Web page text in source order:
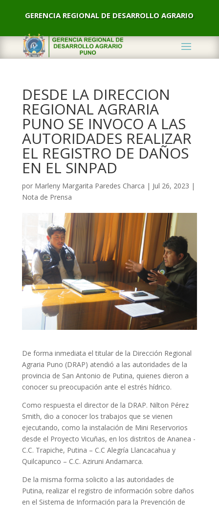
GERENCIA REGIONAL DE DESARROLLO AGRARIO
DESDE LA DIRECCION
REGIONAL AGRARIA
PUNO SE INVOCO A LAS
AUTORIDADES REALIZAR
EL REGISTRO DE DAÑOS
EN EL SINPAD
por Marleny Margarita Paredes Charca | Jul 26, 2023 |
Nota de Prensa
De forma inmediata el titular de la Dirección Regional
Agraria Puno (DRAP) atendió a las autoridades de la
provincia de San Antonio de Putina, quienes dieron a
conocer su preocupación ante el estrés hídrico.
Como respuesta el director de la DRAP. Nilton Pérez
Smith, dio a conocer los trabajos que se vienen
ejecutando, como la instalación de Mini Reservorios
desde el Proyecto Vicuñas, en los distritos de Ananea -
C.C. Trapiche, Putina – C.C Alegría Llancacahua y
Quilcapunco – C.C. Aziruni Andamarca.
De la misma forma solicito a las autoridades de
Putina, realizar el registro de información sobre daños
en el Sistema de Información para la Prevención de